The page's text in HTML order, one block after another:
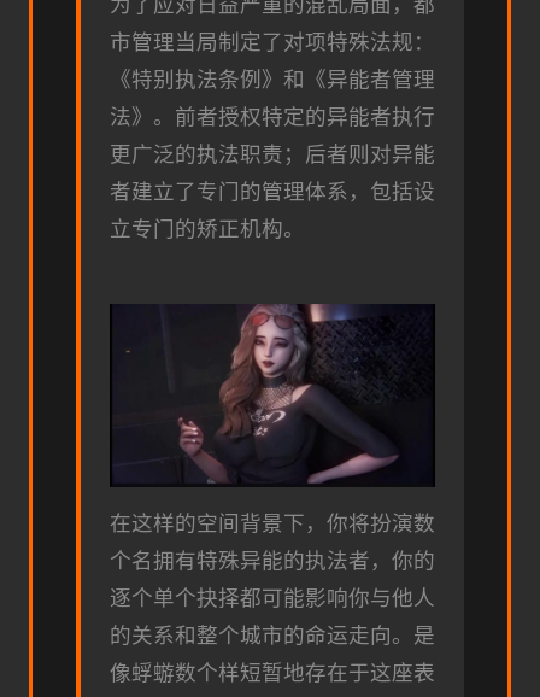
为了应对日益严重的混乱局面，都
市管理当局制定了对项特殊法规：
《特别执法条例》和《异能者管理
法》。前者授权特定的异能者执行
更广泛的执法职责；后者则对异能
者建立了专门的管理体系，包括设
立专门的矫正机构。
在这样的空间背景下，你将扮演数
个名拥有特殊异能的执法者，你的
逐个单个抉择都可能影响你与他人
的关系和整个城市的命运走向。是
像蜉蝣数个样短暂地存在于这座表